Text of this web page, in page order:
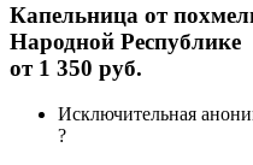
Капельница от
Народной Республике
от 1 350 руб.
Исключительная
?